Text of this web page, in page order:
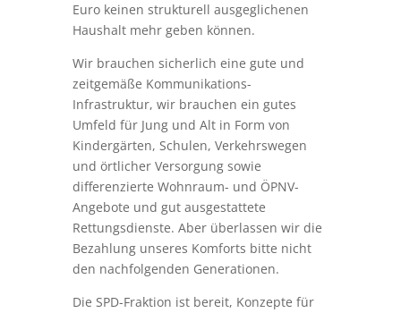
Euro keinen strukturell ausgeglichenen
Haushalt mehr geben können.
Wir brauchen sicherlich eine gute und
zeitgemäße Kommunikations-
Infrastruktur, wir brauchen ein gutes
Umfeld für Jung und Alt in Form von
Kindergärten, Schulen, Verkehrswegen
und örtlicher Versorgung sowie
differenzierte Wohnraum- und ÖPNV-
Angebote und gut ausgestattete
Rettungsdienste. Aber überlassen wir die
Bezahlung unseres Komforts bitte nicht
den nachfolgenden Generationen.
Die SPD-Fraktion ist bereit, Konzepte für